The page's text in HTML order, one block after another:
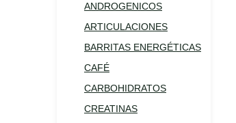
ANDROGENICOS
ARTICULACIONES
BARRITAS ENERGÉTICAS
CAFÉ
CARBOHIDRATOS
CREATINAS